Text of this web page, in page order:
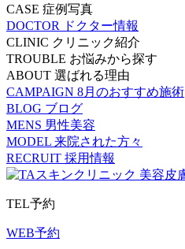
CASE 症例写真
DOCTOR
ドクター情報
CLINIC クリニック紹介
TROUBLE お悩みから探す
ABOUT 選ばれる理由
CAMPAIGN 8月のおすすめ施術
BLOG ブログ
MENS 男性美容
MODEL 来院された方々
RECRUIT 採用情報
TEL予約
WEB予約